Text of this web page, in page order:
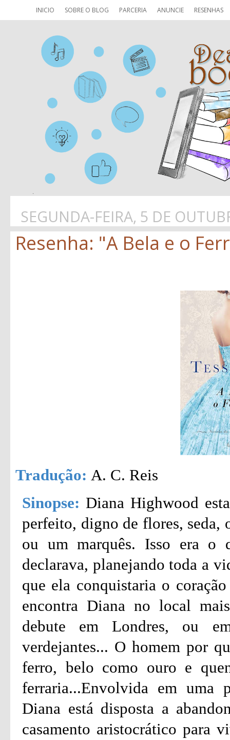
INICIO SOBRE O BLOG PARCERIA ANUNCIE RESENHAS
SEGUNDA-FEIRA, 5 DE
Resenha: "A Bela e o
Tradução: A. C. Reis
Sinopse: Diana Highwood
perfeito, digno de flores, seda,
ou um marquês. Isso era o
declarava, planejando toda a
que ela conquistaria o
encontra Diana no local
debute em Londres, ou
verdejantes... O homem por
ferro, belo como ouro e
ferraria...Envolvida em
Diana está disposta a
casamento aristocrático para